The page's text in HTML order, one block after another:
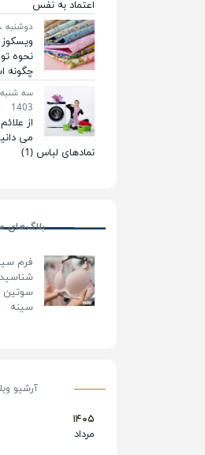
اعتماد به نفس
دوشنبه ، 2 مرداد 1402
نحوه
چگونه
1403
از
می
نمادهای لباس (1)
بلاگ‌های
فرم
سوتین
سینه‌
آرشیو
۱۴۰۵
مرداد